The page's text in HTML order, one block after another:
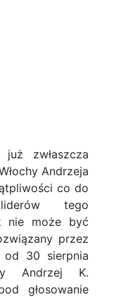
już zwłaszcza
Andrzeja
co do
tego
nie może być
przez
od 30 sierpnia
Andrzej K.
głosowanie